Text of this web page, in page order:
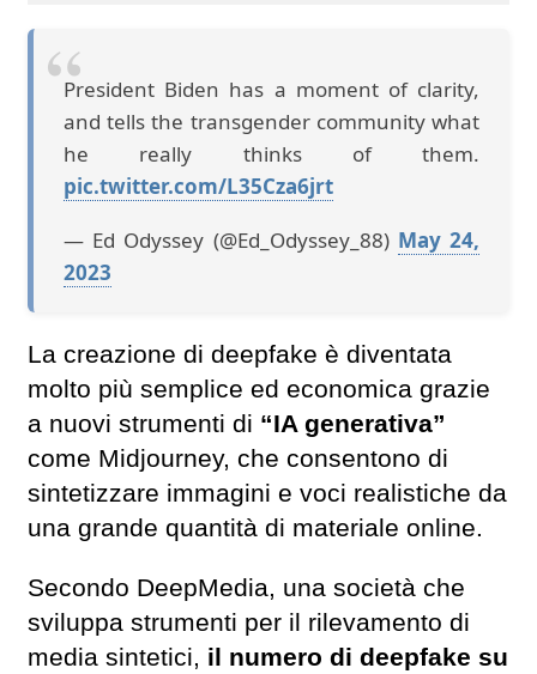
President Biden has a moment of clarity,
and tells the transgender community what
he really thinks of them.
pic.twitter.com/L35Cza6jrt
— Ed Odyssey (@Ed_Odyssey_88) May 24,
2023
La creazione di deepfake è diventata
molto più semplice ed economica grazie
a nuovi strumenti di “IA generativa”
come Midjourney, che consentono di
sintetizzare immagini e voci realistiche da
una grande quantità di materiale online.
Secondo DeepMedia, una società che
sviluppa strumenti per il rilevamento di
media sintetici, il numero di deepfake su